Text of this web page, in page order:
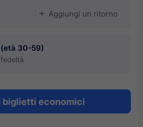
󱅇 Aggiungi un ritorno
(età 30-59)
biglietti economici